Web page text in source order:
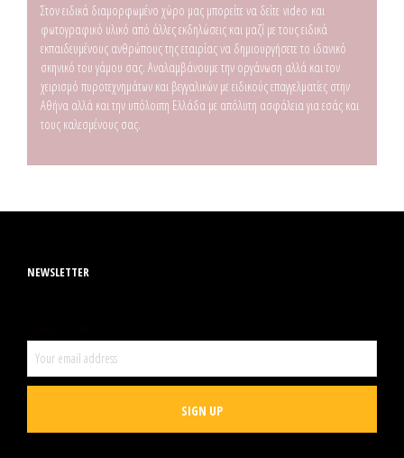
Στον ειδικά διαμορφωμένο χώρο μας μπορείτε να δείτε video και
φωτογραφικό υλικό από άλλες εκδηλώσεις και μαζί με τους ειδικά
εκπαιδευμένους ανθρώπους της εταιρίας να δημιουργήσετε το ιδανικό
σκηνικό του γάμου σας. Αναλαμβάνουμε την οργάνωση αλλά και τον
χειρισμό πυροτεχνημάτων και βεγγαλικών με ειδικούς επαγγελματίες στην
Αθήνα αλλά και την υπόλοιπη Ελλάδα με απόλυτη ασφάλεια για εσάς και
τους καλεσμένους σας.
NEWSLETTER